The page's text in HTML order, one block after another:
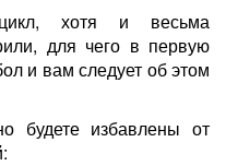
хотя и весьма
для чего в первую
и вам следует об этом
будете избавлены от